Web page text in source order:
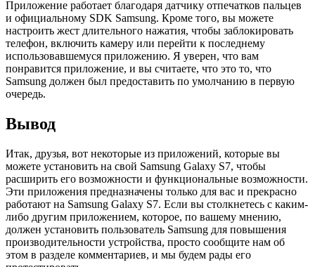
Приложение работает благодаря датчику отпечатков пальцев
и официальному SDK Samsung. Кроме того, вы можете
настроить жест длительного нажатия, чтобы заблокировать
телефон, включить камеру или перейти к последнему
использовавшемуся приложению. Я уверен, что вам
понравится приложение, и вы считаете, что это то, что
Samsung должен был предоставить по умолчанию в первую
очередь.
Вывод
Итак, друзья, вот некоторые из приложений, которые вы
можете установить на свой Samsung Galaxy S7, чтобы
расширить его возможности и функциональные возможности.
Эти приложения предназначены только для вас и прекрасно
работают на Samsung Galaxy S7. Если вы столкнетесь с каким-
либо другим приложением, которое, по вашему мнению,
должен установить пользователь Samsung для повышения
производительности устройства, просто сообщите нам об
этом в разделе комментариев, и мы будем рады его